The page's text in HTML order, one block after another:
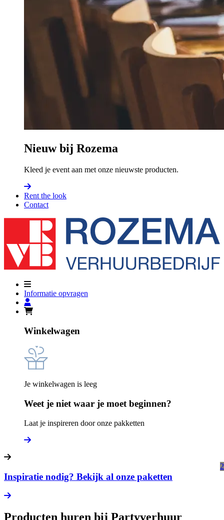
Nieuw bij Rozema
Kleed je event aan met onze nieuwste producten.
Rent the look
Contact
Informatie opvragen
Winkelwagen
Je winkelwagen is leeg
Weet je niet waar je moet beginnen?
Laat je inspireren door onze pakketten
Inspiratie nodig? Bekijk al onze paketten
Producten huren bij Partyverhuur